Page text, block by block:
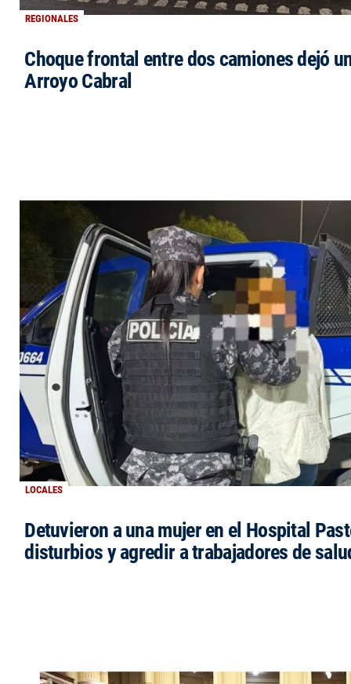
REGIONALES
Choque frontal entre dos camiones dejó
Arroyo Cabral
LOCALES
Detuvieron a una mujer en el Hospital
disturbios y agredir a trabajadores de